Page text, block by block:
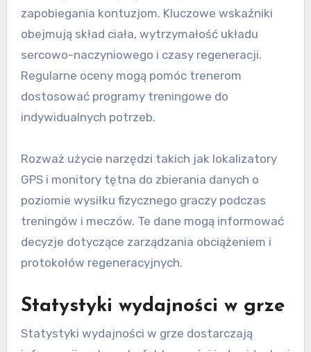
zapobiegania kontuzjom. Kluczowe wskaźniki
obejmują skład ciała, wytrzymałość układu
sercowo-naczyniowego i czasy regeneracji.
Regularne oceny mogą pomóc trenerom
dostosować programy treningowe do
indywidualnych potrzeb.
Rozważ użycie narzędzi takich jak lokalizatory
GPS i monitory tętna do zbierania danych o
poziomie wysiłku fizycznego graczy podczas
treningów i meczów. Te dane mogą informować
decyzje dotyczące zarządzania obciążeniem i
protokołów regeneracyjnych.
Statystyki wydajności w grze
Statystyki wydajności w grze dostarczają